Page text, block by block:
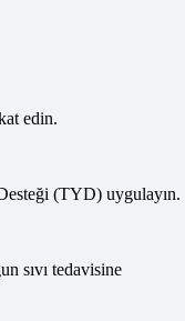
edin.
(TYD) uygulayın.
sıvı tedavisine